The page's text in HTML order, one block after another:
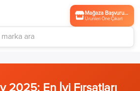
Mağaza Başvurusu
Ürünleri Öne Çıkart
2025: En İyi Fırsatları